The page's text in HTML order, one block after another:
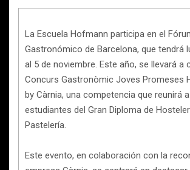
La Escuela Hofmann participa en el
Gastronómico de Barcelona, que tendrá
al 5 de noviembre. Este año, se llevará a
Concurs Gastronòmic Joves Promeses
by Càrnia, una competencia que reunirá
estudiantes del Gran Diploma de
Pastelería.
Este evento, en colaboración con la